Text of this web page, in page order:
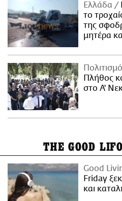
Ελλάδα
το
της
μητέρα
Πλήθος
στο Α'
THE GOOD LIFO
Good
Friday
και